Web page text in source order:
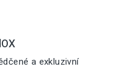
a exkluzivní